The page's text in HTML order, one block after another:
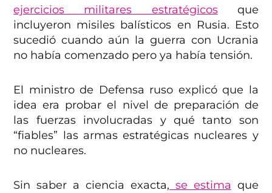
ejercicios militares estratégicosque
incluyeron misiles balísticos en Rusia. Esto
sucedió cuando aún la guerra con Ucrania
no había comenzado pero ya había tensión.
El ministro de Defensa ruso explicó que la
idea era probar el nivel de preparación de
las fuerzas involucradas y qué tanto son
“fiables” las armas estratégicas nucleares y
no nucleares.
Sin saber a ciencia exacta, se estima que